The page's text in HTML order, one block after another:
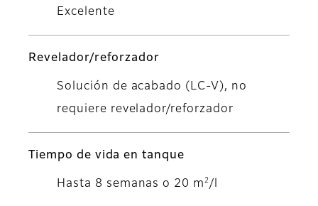
Excelente
Revelador/reforzador
Solución de acabado (LC-V), no
requiere revelador/reforzador
Tiempo de vida en tanque
Hasta 8 semanas o 20 m2 /l